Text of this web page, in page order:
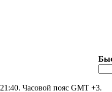
21:40. Часовой пояс GMT +3.